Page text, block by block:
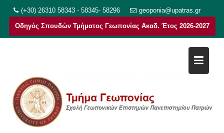
στο
περιεχόμενο
(+30) 26310 58343 - 58345- 58296 geoponia@upatras.gr
Οδηγός Σπουδών Τμήματος Γεωπονίας Ακαδ. Έτος 2026-2027